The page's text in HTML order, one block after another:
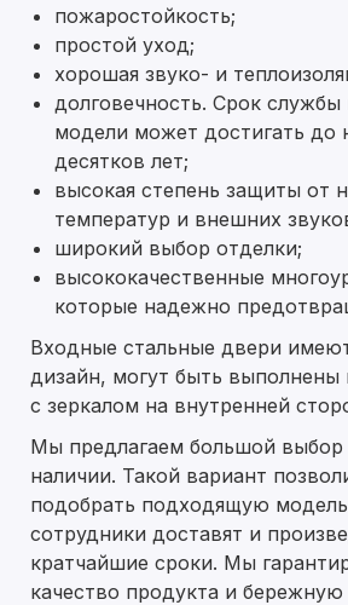
пожаростойкость;
простой уход;
хорошая звуко- и
долговечность. Срок службы
модели может достигать до
десятков лет;
высокая степень защиты от
температур и внешних
широкий выбор отделки;
высококачественные
которые надежно
Входные стальные двери
дизайн, могут быть выполнены
с зеркалом на внутренней
Мы предлагаем большой выбор
наличии. Такой вариант
подобрать подходящую
сотрудники доставят и
кратчайшие сроки. Мы
качество продукта и бережную